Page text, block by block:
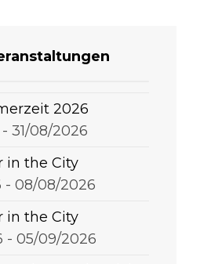
2026
31/08/2026
in the City
- 08/08/2026
in the City
- 05/09/2026